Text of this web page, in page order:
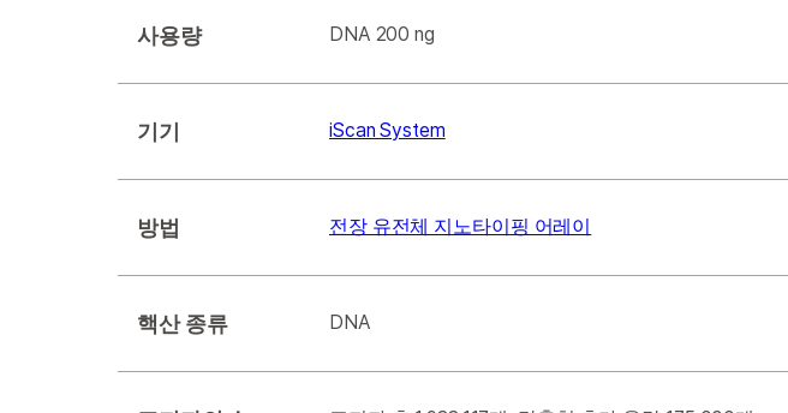
사용량 DNA 200 ng
기기 iScan System
방법 전장 유전체 지노타이핑 어레이
핵산 종류 DNA